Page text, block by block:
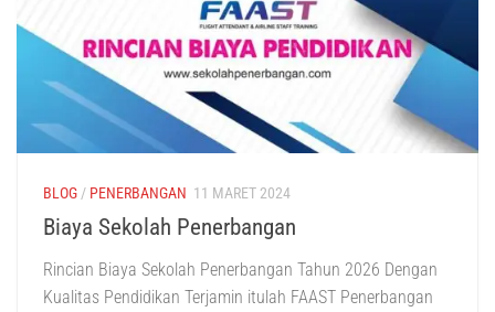
BLOG / PENERBANGAN 11 MARET 2024
Biaya Sekolah Penerbangan
Rincian Biaya Sekolah Penerbangan Tahun 2026 Dengan
Kualitas Pendidikan Terjamin itulah FAAST Penerbangan